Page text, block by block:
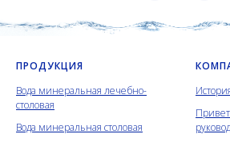
ПРОДУКЦИЯ
Вода минеральная лечебно-
столовая
Вода минеральная столовая